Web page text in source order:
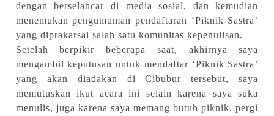
dengan berselancar di media sosial, dan kemudian
menemukan pengumuman pendaftaran ‘Piknik Sastra’
yang diprakarsai salah satu komunitas kepenulisan.
Setelah berpikir beberapa saat, akhirnya saya
mengambil keputusan untuk mendaftar ‘Piknik Sastra’
yang akan diadakan di Cibubur tersebut, saya
memutuskan ikut acara ini selain karena saya suka
menulis, juga karena saya memang butuh piknik, pergi